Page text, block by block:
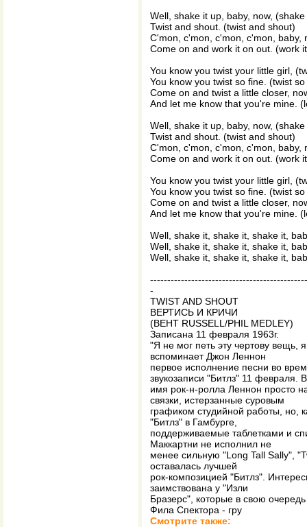
Well, shake it up, baby, now,
Twist and shout. (twist and shout)
C'mon, c'mon, c'mon, c'mon, baby,
Come on and work it on out. (work
You know you twist your little girl,
You know you twist so fine. (twist
Come on and twist a little closer,
And let me know that you're mine.
Well, shake it up, baby, now,
Twist and shout. (twist and shout)
C'mon, c'mon, c'mon, c'mon, baby,
Come on and work it on out. (work
You know you twist your little girl,
You know you twist so fine. (twist
Come on and twist a little closer,
And let me know that you're mine.
Well, shake it, shake it, shake it,
Well, shake it, shake it, shake it,
Well, shake it, shake it, shake it,
-
TWIST AND SHOUT
ВЕРТИСЬ И КРИЧИ
(ВЕНТ RUSSELL/PHIL MEDLEY)
Записана 11 февраля 1963г.
"Я не мог петь эту чертову вещь,
вспоминает Джон Леннон
первое исполнение песни во
звукозаписи "Битлз" 11 февраля.
имя рок-н-ролла Леннон просто
связки, истерзанные суровым
графиком студийной работы, но,
"Битлз" в Гамбурге,
поддерживаемые таблетками и
Маккартни не исполнил не
менее сильную "Long Tall Sally",
оставалась лучшей
рок-композицией "Битлз".
заимствована у "Изли
Бразерс", которые в свою
Фила Спектора - гру
Смотрите также: